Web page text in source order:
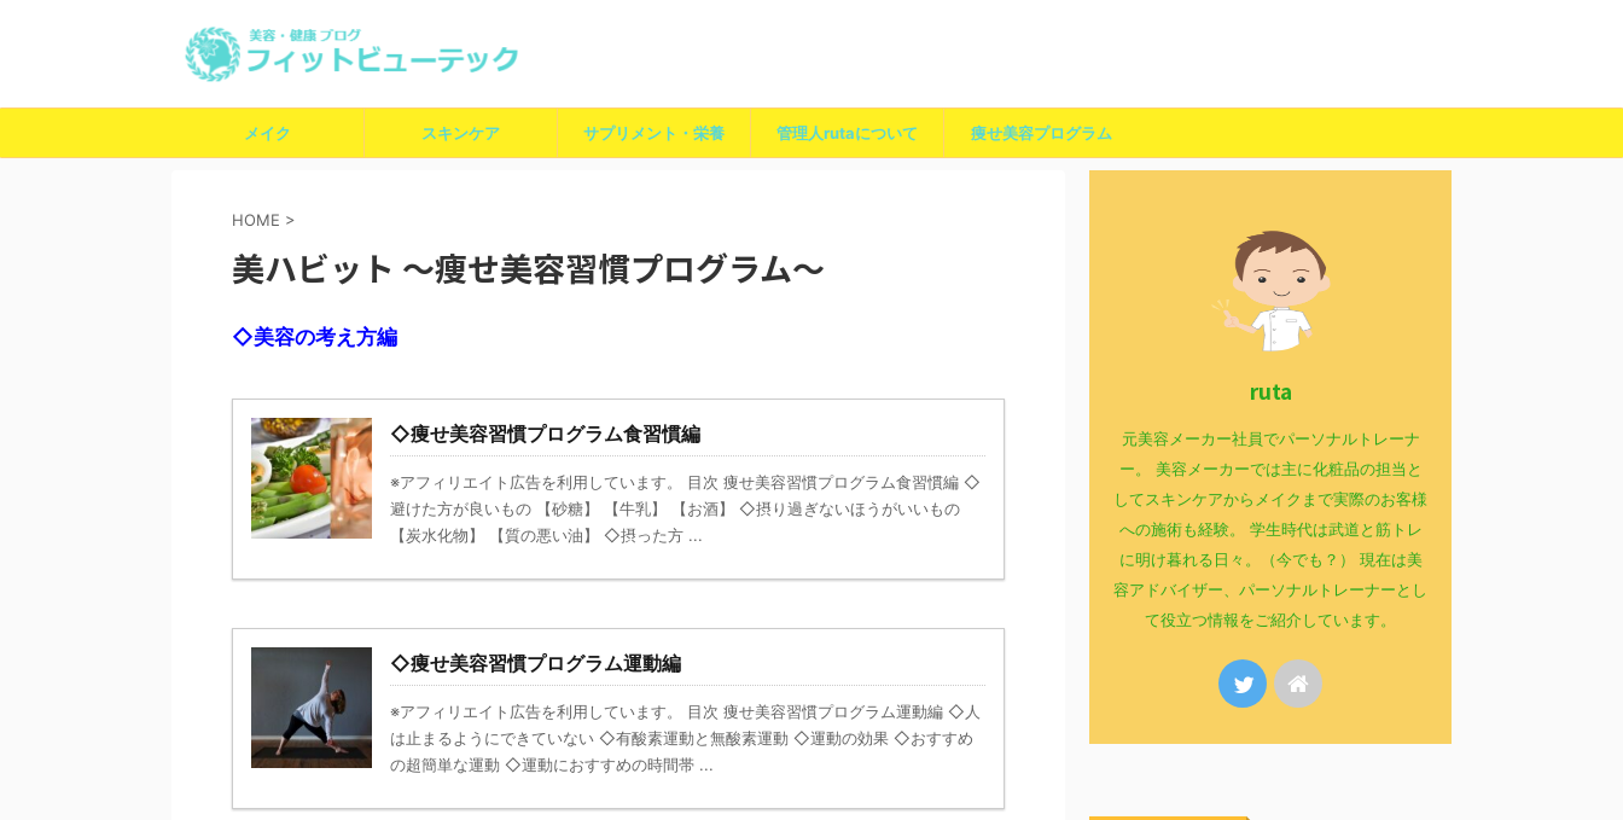
メイク スキンケア サプリメント・栄養 管理人rutaについて 痩せ美容プログラム
HOME >
美ハビット ～痩せ美容習慣プログラム～
◇美容の考え方編
◇痩せ美容習慣プログラム食習慣編
※アフィリエイト広告を利用しています。 目次 痩せ美容習慣プログラム食習慣編 ◇
避けた方が良いもの 【砂糖】 【牛乳】 【お酒】 ◇摂り過ぎないほうがいいもの
【炭水化物】 【質の悪い油】 ◇摂った方 ...
◇痩せ美容習慣プログラム運動編
※アフィリエイト広告を利用しています。 目次 痩せ美容習慣プログラム運動編 ◇人
は止まるようにできていない ◇有酸素運動と無酸素運動 ◇運動の効果 ◇おすすめ
の超簡単な運動 ◇運動におすすめの時間帯 ...
ruta
元美容メーカー社員でパーソナルトレーナ
ー。 美容メーカーでは主に化粧品の担当と
してスキンケアからメイクまで実際のお客様
への施術も経験。 学生時代は武道と筋トレ
に明け暮れる日々。（今でも？） 現在は美
容アドバイザー、パーソナルトレーナーとし
て役立つ情報をご紹介しています。